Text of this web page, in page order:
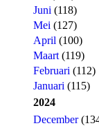
Juni (118)
Mei (127)
April (100)
Maart (119)
Februari (112)
Januari (115)
2024
December